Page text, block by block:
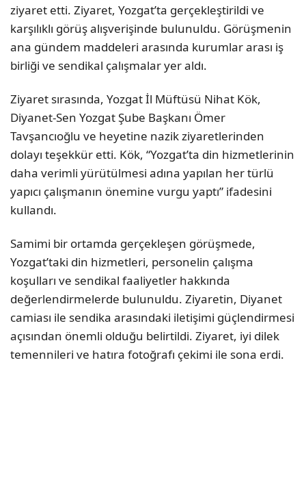
ziyaret etti. Ziyaret, Yozgat’ta gerçekleştirildi ve
karşılıklı görüş alışverişinde bulunuldu. Görüşmenin
ana gündem maddeleri arasında kurumlar arası iş
birliği ve sendikal çalışmalar yer aldı.
Ziyaret sırasında, Yozgat İl Müftüsü Nihat Kök,
Diyanet-Sen Yozgat Şube Başkanı Ömer
Tavşancıoğlu ve heyetine nazik ziyaretlerinden
dolayı teşekkür etti. Kök, “Yozgat’ta din hizmetlerinin
daha verimli yürütülmesi adına yapılan her türlü
yapıcı çalışmanın önemine vurgu yaptı” ifadesini
kullandı.
Samimi bir ortamda gerçekleşen görüşmede,
Yozgat’taki din hizmetleri, personelin çalışma
koşulları ve sendikal faaliyetler hakkında
değerlendirmelerde bulunuldu. Ziyaretin, Diyanet
camiası ile sendika arasındaki iletişimi güçlendirmesi
açısından önemli olduğu belirtildi. Ziyaret, iyi dilek
temennileri ve hatıra fotoğrafı çekimi ile sona erdi.